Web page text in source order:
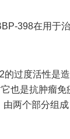
398在用于
过度活性是
也是抗肿瘤
两个部分组